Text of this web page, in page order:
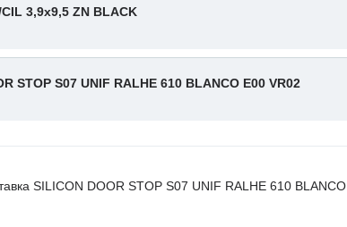
3,9x9,5 ZN BLACK
STOP S07 UNIF RALHE 610 BLANCO E00 VR02
SILICON DOOR STOP S07 UNIF RALHE 610 BLANCO